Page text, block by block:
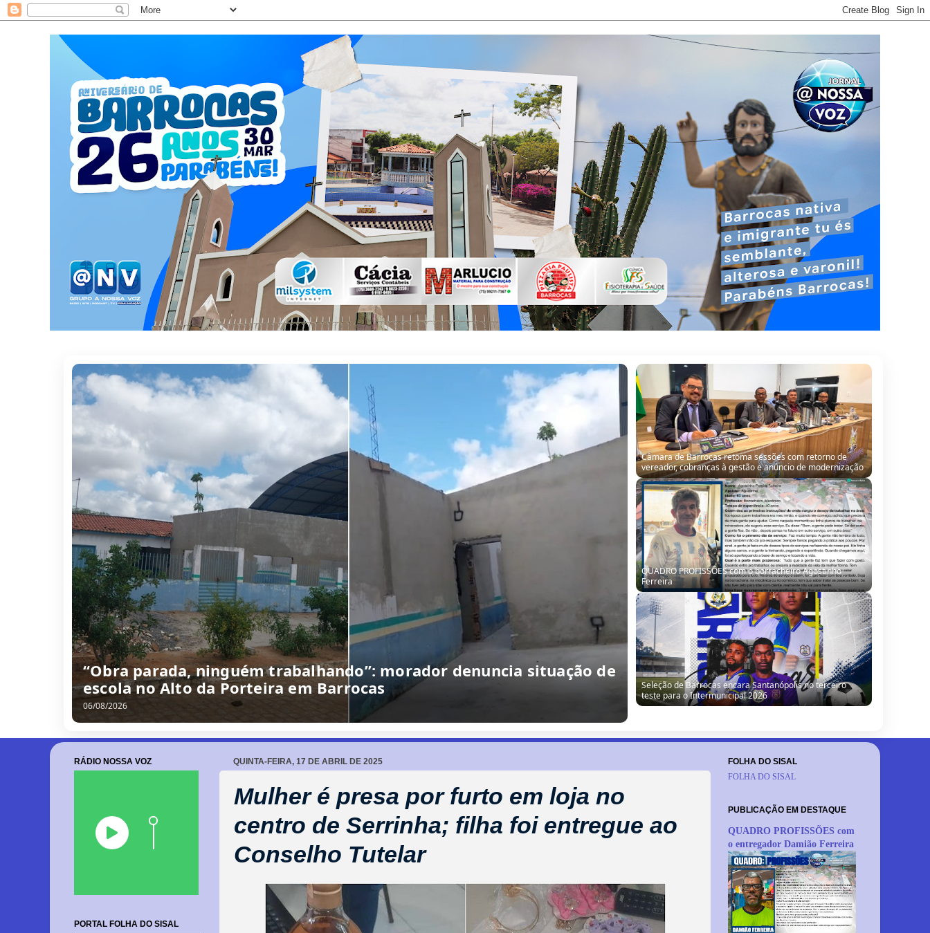
“Obra parada, ninguém trabalhando”: morador denuncia situação de
escola no Alto da Porteira em Barrocas
06/08/2026
Câmara de Barrocas retoma sessões com retorno de
vereador, cobranças à gestão e anúncio de modernização
QUADRO PROFISSÕES com o borracheiro Agostinho
Ferreira
Seleção de Barrocas encara Santanópolis no terceiro
teste para o Intermunicipal 2026
QUINTA-FEIRA, 17 DE ABRIL DE 2025
Mulher é presa por furto em loja no
centro de Serrinha; filha foi entregue ao
Conselho Tutelar
RÁDIO NOSSA VOZ
PORTAL FOLHA DO SISAL
FOLHA DO SISAL
FOLHA DO SISAL
PUBLICAÇÃO EM DESTAQUE
QUADRO PROFISSÕES com
o entregador Damião Ferreira